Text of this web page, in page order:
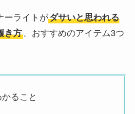
ーライトがダサいと思われる
き方、おすすめのアイテム3つ
ること